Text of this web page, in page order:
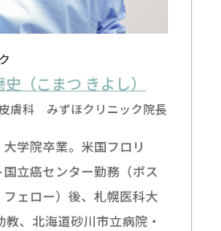
（こまつ きよし）
膚科 みずほクリニック院長
学院卒業。米国フロリ
立癌センター勤務（ポス
フェロー）後、札幌医科大
教、北海道砂川市立病院・